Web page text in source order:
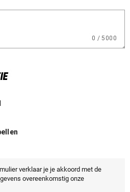
0 / 5000
verklaar je je akkoord met de
overeenkomstig onze